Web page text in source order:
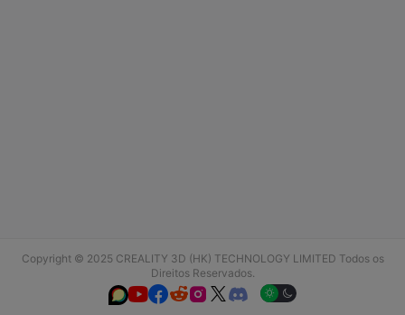
Copyright © 2025 CREALITY 3D (HK) TECHNOLOGY LIMITED Todos os
Direitos Reservados.
  